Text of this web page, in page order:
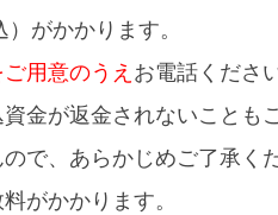
がかかります。
用意のうえ お電話ください
金が返金されないことも
で、あらかじめご了承くだ
がかかります。